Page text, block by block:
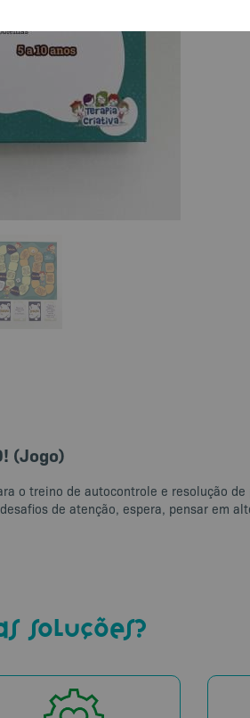
(Jogo)
para o treino de autocontrole e
de atenção, espera, pensar em
soluções?